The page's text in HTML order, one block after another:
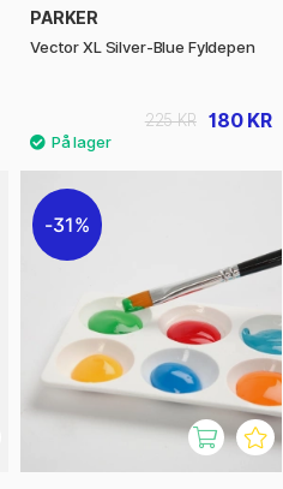
PARKER
Vector XL Silver-Blue Fyldepen
180 KR
225 KR
31%